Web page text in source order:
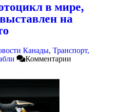
в мире,
на
Канады, Транспорт,
Комментарии